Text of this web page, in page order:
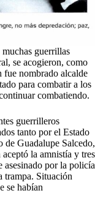
guerrillas
se acogieron, como
fue nombrado alcalde
para combatir a los
combatiendo.
guerrilleros
tanto por el Estado
Guadalupe Salcedo,
la amnistía y tres
asesinado por la policía
trampa. Situación
se habían